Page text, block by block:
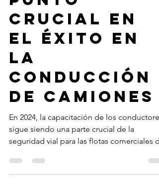
Redacción
2 mar 2024
Punto
crucial en